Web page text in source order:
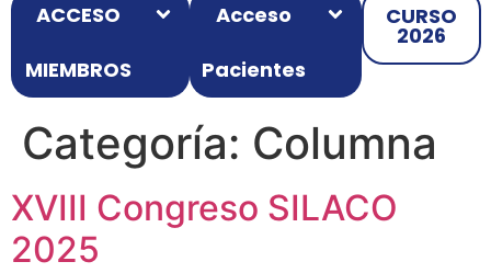
ACCESO
MIEMBROS
Acceso
Pacientes
CURSO
2026
Categoría: Columna
XVIII Congreso SILACO
2025